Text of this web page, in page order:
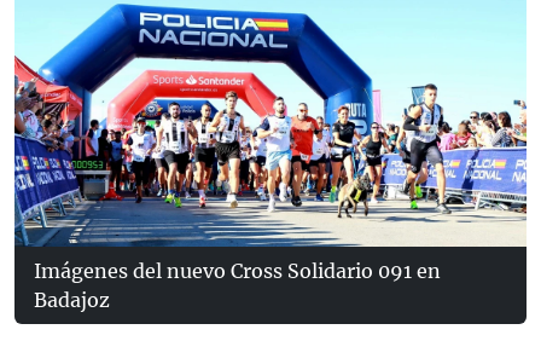
Imágenes del nuevo Cross Solidario 091 en
Badajoz